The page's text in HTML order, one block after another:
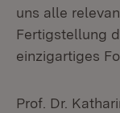
uns alle
Fertigstellung
einzigartiges
Prof. Dr.